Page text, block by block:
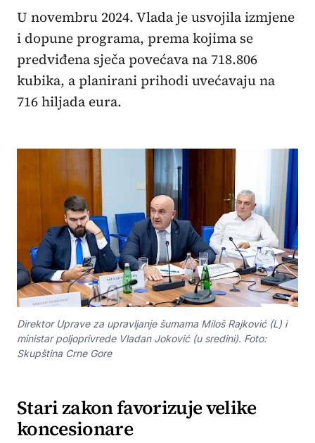
U novembru 2024. Vlada je usvojila izmjene
i dopune programa, prema kojima se
predviđena sječa povećava na 718.806
kubika, a planirani prihodi uvećavaju na
716 hiljada eura.
Direktor Uprave za upravljanje šumama Miloš Rajković (L) i
ministar poljoprivrede Vladan Joković (u sredini). Foto:
Skupština Crne Gore
Stari zakon favorizuje velike
koncesionare